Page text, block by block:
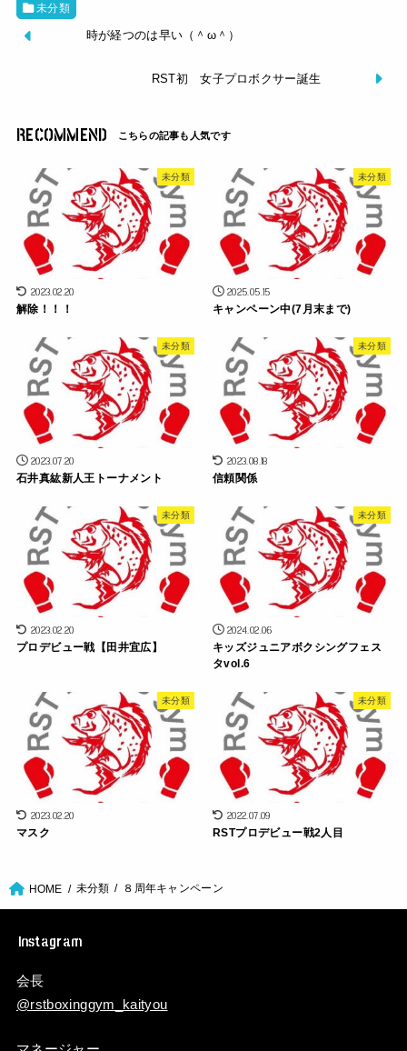
未分類
時が経つのは早い（＾ω＾）
RST初 女子プロボクサー誕生
RECOMMEND
未分類
2023.02.20
解除！！！
未分類
2025.05.15
キャンペーン中(7月末まで)
未分類
2023.07.20
石井真紘新人王トーナメント
未分類
2023.08.18
信頼関係
未分類
2023.02.20
プロデビュー戦【田井宜広】
未分類
2024.02.06
キッズジュニアボクシングフェス
タvol.6
未分類
2023.02.20
マスク
未分類
2022.07.09
RSTプロデビュー戦2人目
HOME 未分類 ８周年キャンペーン
Instagram
会長
@rstboxinggym_kaityou